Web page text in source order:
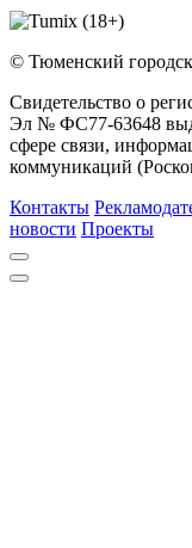
© Тюменский
Свидетельство о
Эл № ФС77-63648
сфере связи,
коммуникаций
Контакты
новости Проекты